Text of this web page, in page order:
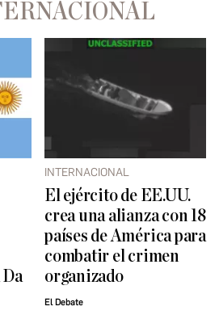
INTERNACIONAL
El ejército de EE.UU.
crea una alianza con 18
países de América para
combatir el crimen
organizado
El Debate